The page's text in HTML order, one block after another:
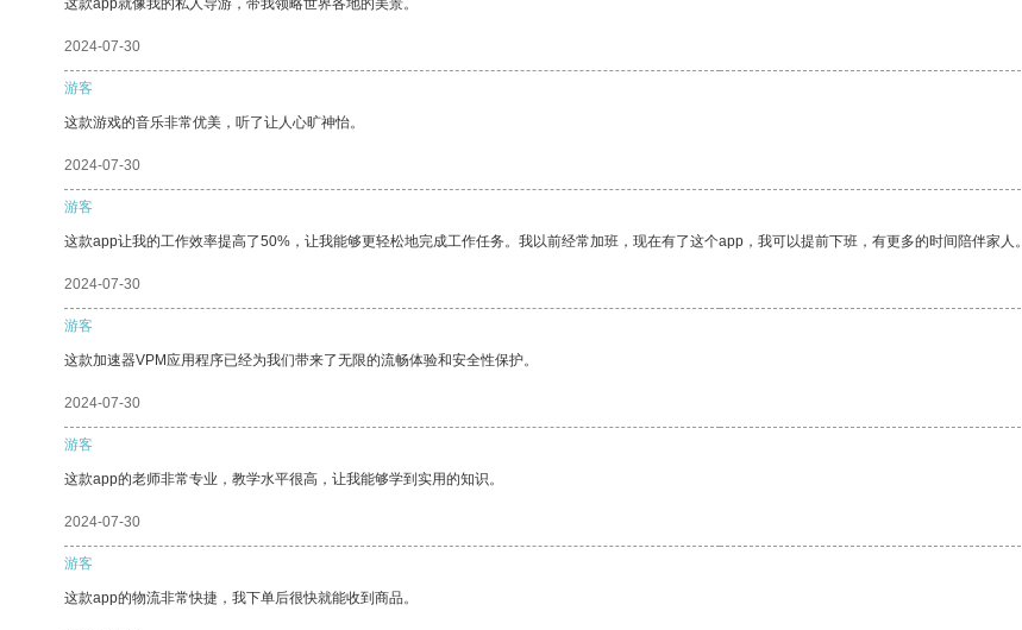
这款app就像我的私人导游，带我领略世界各地的美景。
2024-07-30
游客
这款游戏的音乐非常优美，听了让人心旷神怡。
2024-07-30
游客
这款app让我的工作效率提高了50%，让我能够更轻松地完成工作任务。我以前经常加班，现在有了这个app，我可以提前下班，有更多的时间陪伴家人。
2024-07-30
游客
这款加速器VPM应用程序已经为我们带来了无限的流畅体验和安全性保护。
2024-07-30
游客
这款app的老师非常专业，教学水平很高，让我能够学到实用的知识。
2024-07-30
游客
这款app的物流非常快捷，我下单后很快就能收到商品。